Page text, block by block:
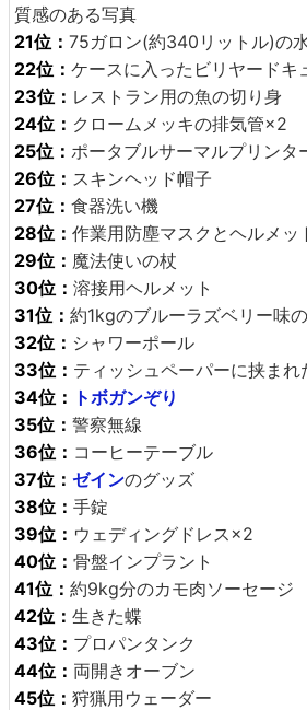
質感のある写真
21位： 75ガロン(約340リットル)の
22位： ケースに入ったビリヤードキ
23位： レストラン用の魚の切り身
24位： クロームメッキの排気管×2
25位： ポータブルサーマルプリンタ
26位： スキンヘッド帽子
27位： 食器洗い機
28位： 作業用防塵マスクとヘルメッ
29位： 魔法使いの杖
30位： 溶接用ヘルメット
31位： 約1kgのブルーラズベリー味の
32位： シャワーポール
33位： ティッシュペーパーに挟まれ
34位： トボガンぞり
35位： 警察無線
36位： コーヒーテーブル
37位： ゼインのグッズ
38位： 手錠
39位： ウェディングドレス×2
40位： 骨盤インプラント
41位： 約9kg分のカモ肉ソーセージ
42位： 生きた蝶
43位： プロパンタンク
44位： 両開きオーブン
45位： 狩猟用ウェーダー